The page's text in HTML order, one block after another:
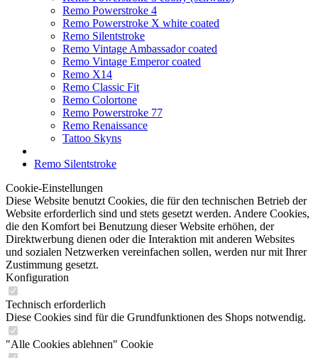
Remo Powerstroke 4
Remo Powerstroke X white coated
Remo Silentstroke
Remo Vintage Ambassador coated
Remo Vintage Emperor coated
Remo X14
Remo Classic Fit
Remo Colortone
Remo Powerstroke 77
Remo Renaissance
Tattoo Skyns
Remo Silentstroke
Cookie-Einstellungen
Diese Website benutzt Cookies, die für den technischen Betrieb der
Website erforderlich sind und stets gesetzt werden. Andere Cookies,
die den Komfort bei Benutzung dieser Website erhöhen, der
Direktwerbung dienen oder die Interaktion mit anderen Websites
und sozialen Netzwerken vereinfachen sollen, werden nur mit Ihrer
Zustimmung gesetzt.
Konfiguration
Technisch erforderlich
Diese Cookies sind für die Grundfunktionen des Shops notwendig.
"Alle Cookies ablehnen" Cookie